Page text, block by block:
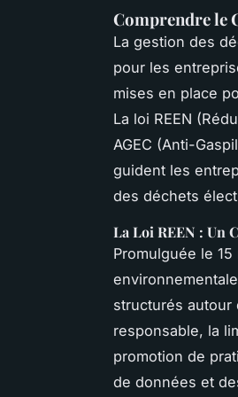
Comprendre le
La gestion des
pour les
mises en place
La loi REEN
AGEC (Anti-
guident les
des déchets
La Loi REEN : Un
Promulguée le
structurés autour
responsable, la
promotion de
de données et